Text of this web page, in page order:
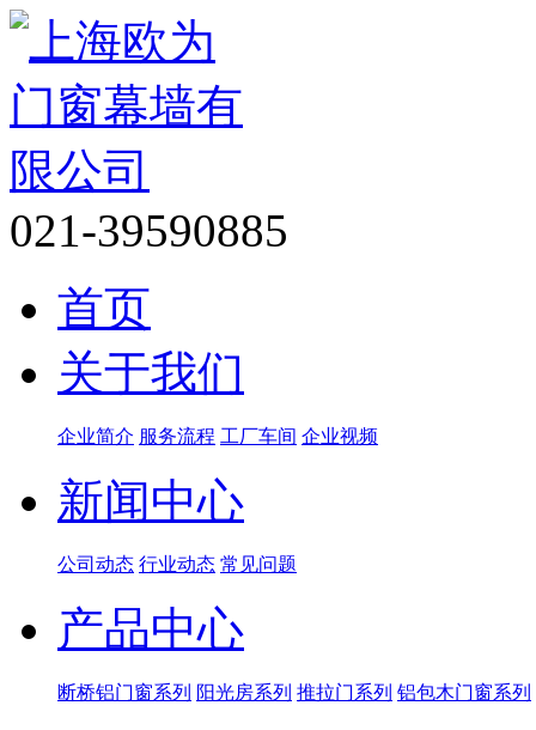
021-39590885
首页
关于我们
企业简介 服务流程 工厂车间 企业视频
新闻中心
公司动态 行业动态 常见问题
产品中心
断桥铝门窗系列 阳光房系列 推拉门系列 铝包木门窗系列